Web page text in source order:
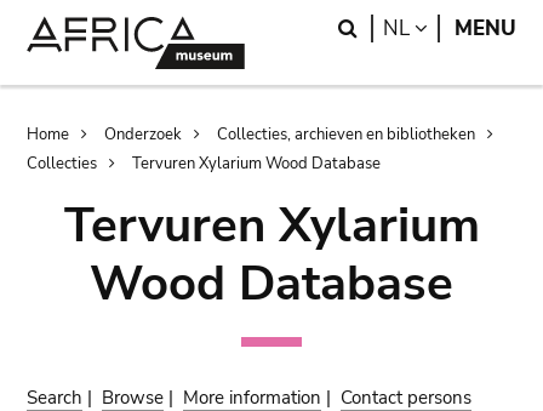
Search
NL LANGUAGE
MENU
Breadcrumb
Home Onderzoek
Collecties, archieven en bibliotheken
Collecties
Tervuren Xylarium Wood Database
Tervuren Xylarium
Wood Database
Search | Browse | More information | Contact persons